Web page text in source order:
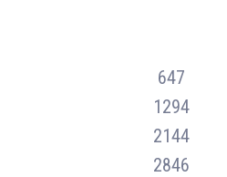
647
1294
2144
2846